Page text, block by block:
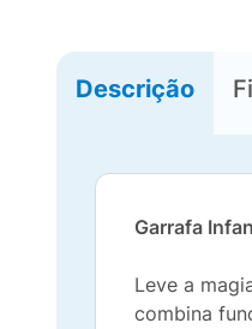
Descrição
Garrafa
Leve a
combina